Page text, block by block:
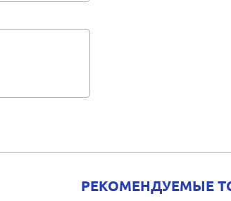
РЕКОМЕНДУЕМЫЕ